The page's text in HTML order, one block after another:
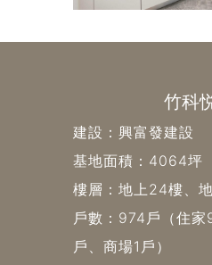
竹科
建設：興富發建設
基地面積：4064坪
樓層：地上24樓、
戶數：974戶（住
戶、商場1戶）